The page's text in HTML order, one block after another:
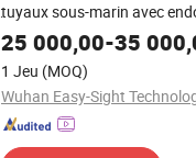
tuyaux sous-marin avec
canalisation et CCTV IP
25 000,00-35
1 Jeu (MOQ)